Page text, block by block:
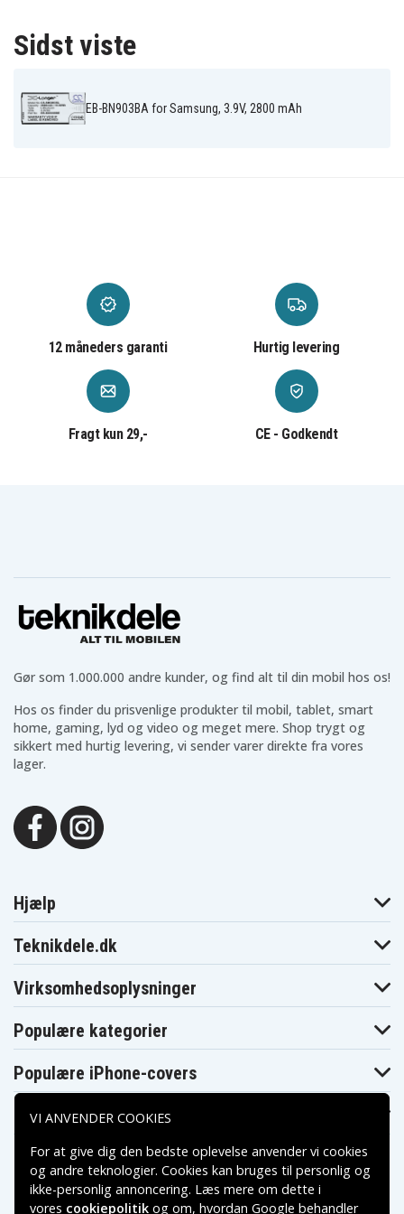
Sidst viste
EB-BN903BA for Samsung, 3.9V, 2800 mAh
12 måneders garanti Hurtig levering
Fragt kun 29,- CE - Godkendt
Gør som 1.000.000 andre kunder, og find alt til din mobil hos os!
Hos os finder du prisvenlige produkter til mobil, tablet, smart
home, gaming, lyd og video og meget mere. Shop trygt og
sikkert med hurtig levering, vi sender varer direkte fra vores
lager.
Hjælp
Teknikdele.dk
Virksomhedsoplysninger
Populære kategorier
Populære iPhone-covers
Populære Samsung-covers
VI ANVENDER COOKIES
For at give dig den bedste oplevelse anvender vi cookies
og andre teknologier. Cookies kan bruges til personlig og
ikke-personlig annoncering. Læs mere om dette i
vores cookiepolitik og om, hvordan Google behandler